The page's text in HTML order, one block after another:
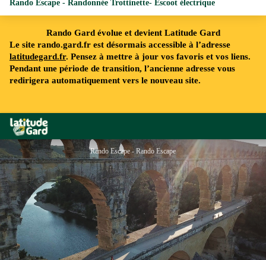
Rando Gard évolue et devient Latitude Gard
Le site rando.gard.fr est désormais accessible à l’adresse
latitudegard.fr. Pensez à mettre à jour vos favoris et vos liens.
Pendant une période de transition, l’ancienne adresse vous
redirigera automatiquement vers le nouveau site.
Rando Gard
Rando Escape - Randonnée Trottinette- Escoot électrique
Rando Escape - Rando Escape